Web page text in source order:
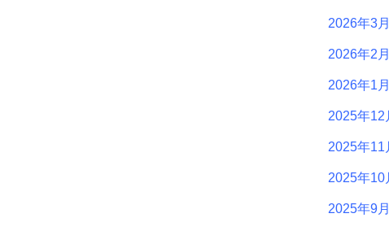
2026年3月
2026年2月
2026年1月
2025年12
2025年11
2025年10
2025年9月